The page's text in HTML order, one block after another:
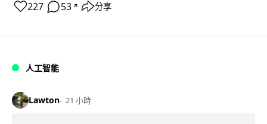
227 53 ↗ 分享
人工智能
Lawton 21 小時